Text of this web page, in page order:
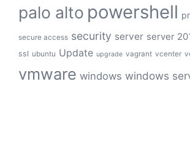
palo alto powershell
secure access security server server
ssl ubuntu Update upgrade vagrant vcenter
vmware windows windows